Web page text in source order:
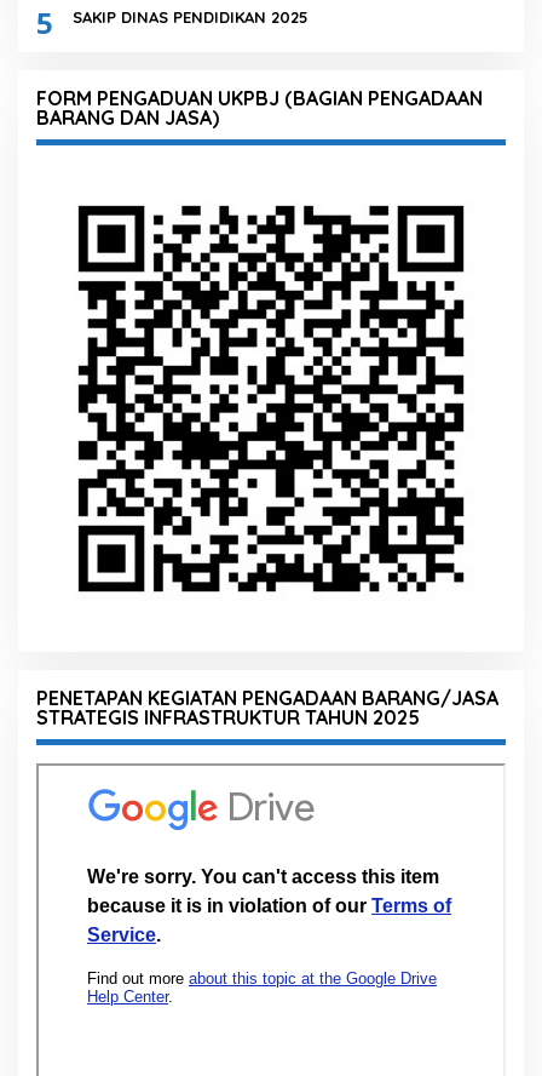
5 SAKIP DINAS PENDIDIKAN 2025
FORM PENGADUAN UKPBJ (BAGIAN PENGADAAN
BARANG DAN JASA)
PENETAPAN KEGIATAN PENGADAAN BARANG/JASA
STRATEGIS INFRASTRUKTUR TAHUN 2025